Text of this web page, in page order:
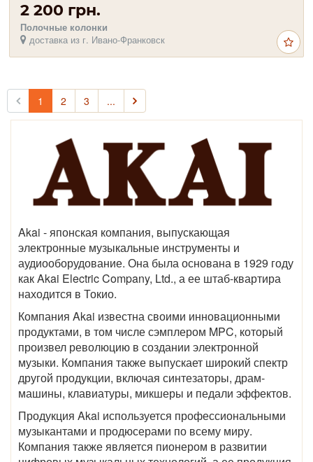
2 200 грн.
Полочные колонки
доставка из г. Ивано-Франковск
1 2 3 ...
Akai - японская компания, выпускающая
электронные музыкальные инструменты и
аудиооборудование. Она была основана в 1929 году
как Akai Electric Company, Ltd., а ее штаб-квартира
находится в Токио.
Компания Akai известна своими инновационными
продуктами, в том числе сэмплером MPC, который
произвел революцию в создании электронной
музыки. Компания также выпускает широкий спектр
другой продукции, включая синтезаторы, драм-
машины, клавиатуры, микшеры и педали эффектов.
Продукция Akai используется профессиональными
музыкантами и продюсерами по всему миру.
Компания также является пионером в развитии